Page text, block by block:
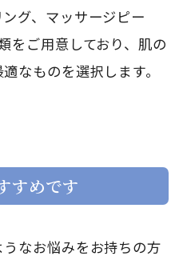
グ、マッサージピー
をご用意しており、肌の
なものを選択します。
すめです
なお悩みをお持ちの方